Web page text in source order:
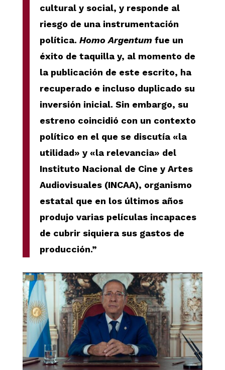
cultural y social, y responde al
riesgo de una instrumentación
política. Homo Argentumfue un
éxito de taquilla y, al momento de
la publicación de este escrito, ha
recuperado e incluso duplicado su
inversión inicial. Sin embargo, su
estreno coincidió con un contexto
político en el que se discutía «la
utilidad» y «la relevancia» del
Instituto Nacional de Cine y Artes
Audiovisuales (INCAA), organismo
estatal que en los últimos años
produjo varias películas incapaces
de cubrir siquiera sus gastos de
producción.”